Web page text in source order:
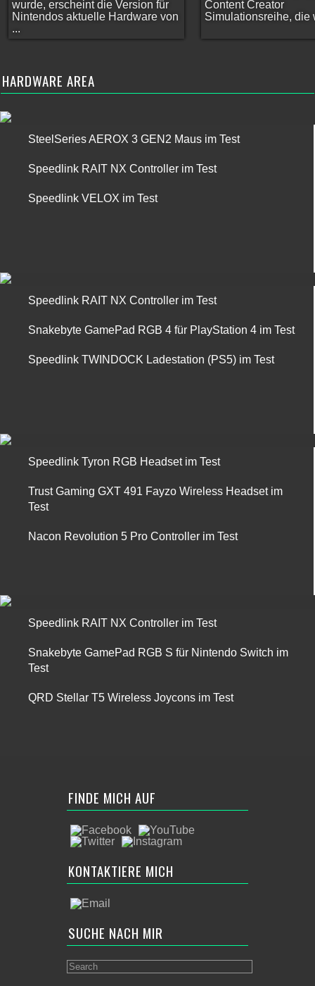
wurde, erscheint die Version für
Nintendos aktuelle Hardware von
...
Content Creator
Simulationsreihe, die
HARDWARE AREA
SteelSeries AEROX 3 GEN2 Maus im Test
Speedlink RAIT NX Controller im Test
Speedlink VELOX im Test
Speedlink RAIT NX Controller im Test
Snakebyte GamePad RGB 4 für PlayStation 4 im Test
Speedlink TWINDOCK Ladestation (PS5) im Test
Speedlink Tyron RGB Headset im Test
Trust Gaming GXT 491 Fayzo Wireless Headset im
Test
Nacon Revolution 5 Pro Controller im Test
Speedlink RAIT NX Controller im Test
Snakebyte GamePad RGB S für Nintendo Switch im
Test
QRD Stellar T5 Wireless Joycons im Test
FINDE MICH AUF
KONTAKTIERE MICH
SUCHE NACH MIR